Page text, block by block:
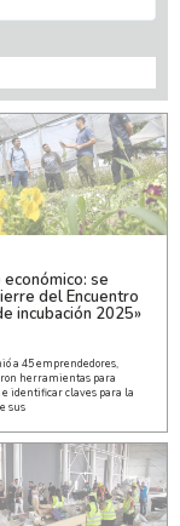
se
del Encuentro
incubación 2025»
a 45 emprendedores,
herramientas para
identificar claves para la
sus